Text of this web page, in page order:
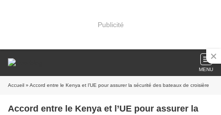
Publicité
MENU
Accueil » Accord entre le Kenya et l’UE pour assurer la sécurité des bateaux de croisière
Accord entre le Kenya et l’UE pour assurer la